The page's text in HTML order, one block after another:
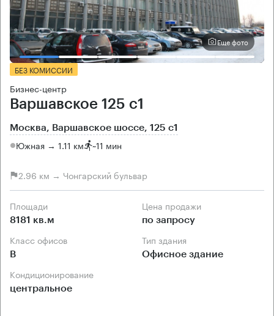
Еще фото
БЕЗ КОМИССИИ
Бизнес-центр
Варшавское 125 с1
Москва, Варшавское шоссе, 125 с1
Южная → 1.11 км ~11 мин
2.96 км → Чонгарский бульвар
Площади
8181 кв.м
Цена продажи
по запросу
Класс офисов
B
Тип здания
Офисное здание
Кондиционирование
центральное